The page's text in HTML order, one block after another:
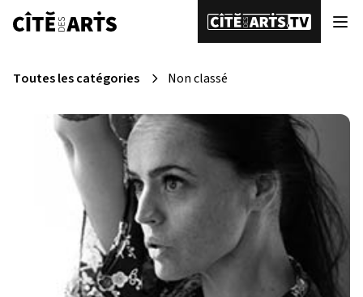
Toutes les catégories Non classé